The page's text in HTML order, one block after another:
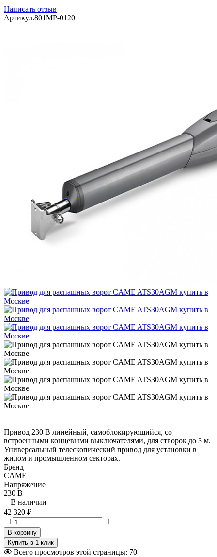
Написать отзыв
Артикул:801MP-0120
Привод 230 В линейный, самоблокирующийся, со
встроенными концевыми выключателями, для створок до 3 м.
Универсальный телескопический привод для установки в
жилом и промышленном секторах.
Бренд
CAME
Напряжение
230 В
В наличии
42 320 ₽
1
1
В корзину
Всего просмотров этой страницы: 70